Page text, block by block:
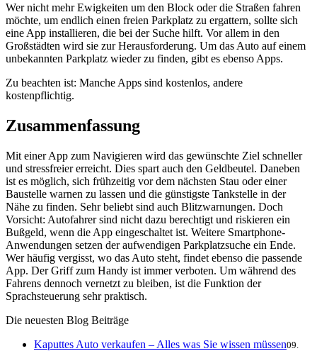
Wer nicht mehr Ewigkeiten um den Block oder die Straßen fahren
möchte, um endlich einen freien Parkplatz zu ergattern, sollte sich
eine App installieren, die bei der Suche hilft. Vor allem in den
Großstädten wird sie zur Herausforderung. Um das Auto auf einem
unbekannten Parkplatz wieder zu finden, gibt es ebenso Apps.
Zu beachten ist: Manche Apps sind kostenlos, andere
kostenpflichtig.
Zusammenfassung
Mit einer App zum Navigieren wird das gewünschte Ziel schneller
und stressfreier erreicht. Dies spart auch den Geldbeutel. Daneben
ist es möglich, sich frühzeitig vor dem nächsten Stau oder einer
Baustelle warnen zu lassen und die günstigste Tankstelle in der
Nähe zu finden. Sehr beliebt sind auch Blitzwarnungen. Doch
Vorsicht: Autofahrer sind nicht dazu berechtigt und riskieren ein
Bußgeld, wenn die App eingeschaltet ist. Weitere Smartphone-
Anwendungen setzen der aufwendigen Parkplatzsuche ein Ende.
Wer häufig vergisst, wo das Auto steht, findet ebenso die passende
App. Der Griff zum Handy ist immer verboten. Um während des
Fahrens dennoch vernetzt zu bleiben, ist die Funktion der
Sprachsteuerung sehr praktisch.
Die neuesten Blog Beiträge
Kaputtes Auto verkaufen – Alles was Sie wissen müssen09.